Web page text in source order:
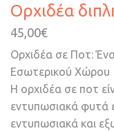
Ορχιδέα
45,00€
Ορχιδέα σε Ποτ:
Εσωτερικού Χώρου
Η ορχιδέα σε ποτ
εντυπωσιακά φυτά
εντυπωσιακά και